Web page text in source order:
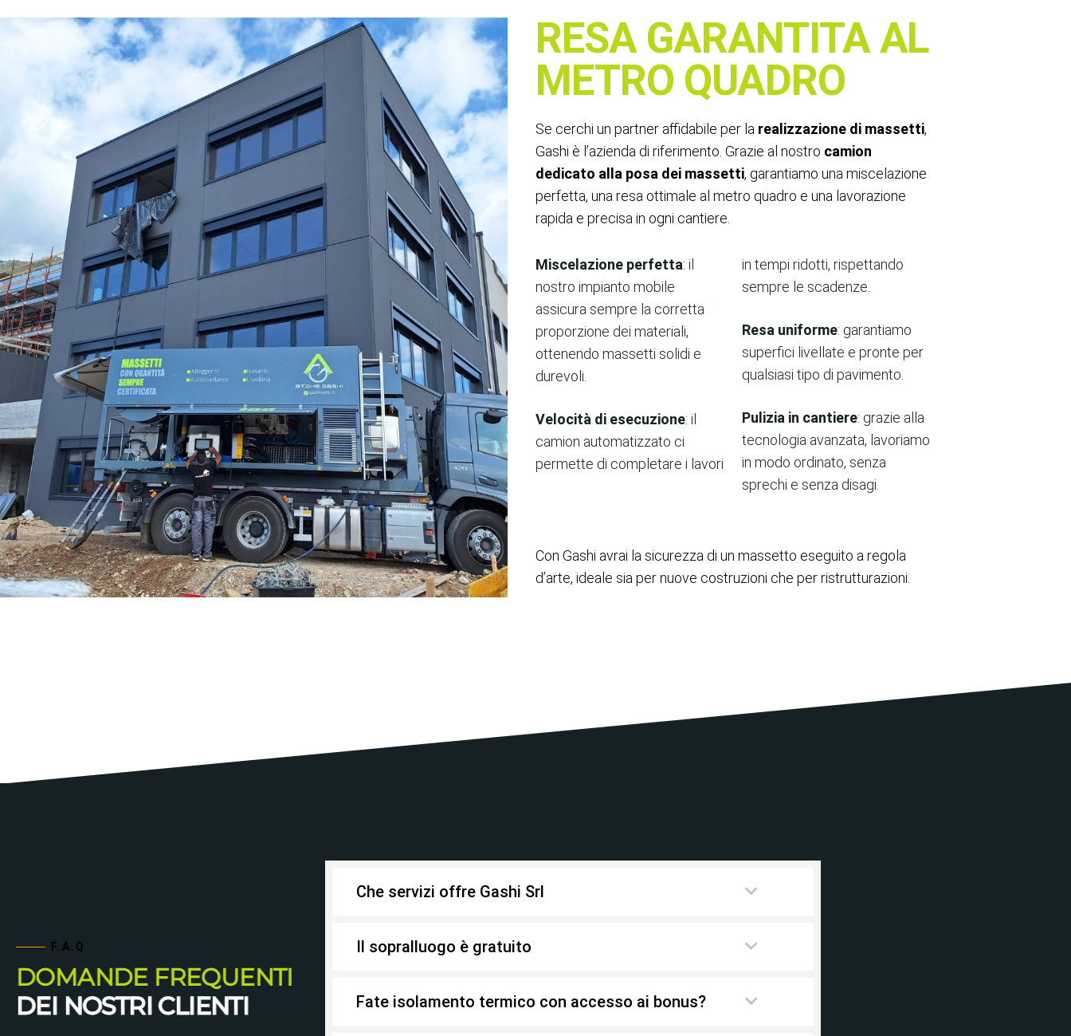
RESA GARANTITA AL
METRO QUADRO
Se cerchi un partner affidabile per la realizzazione di massetti,
Gashi è l’azienda di riferimento. Grazie al nostro camion
dedicato alla posa dei massetti, garantiamo una miscelazione
perfetta, una resa ottimale al metro quadro e una lavorazione
rapida e precisa in ogni cantiere.
Miscelazione perfetta: il
nostro impianto mobile
assicura sempre la corretta
proporzione dei materiali,
ottenendo massetti solidi e
durevoli.
Velocità di esecuzione: il
camion automatizzato ci
permette di completare i lavori
in tempi ridotti, rispettando
sempre le scadenze.
Resa uniforme: garantiamo
superfici livellate e pronte per
qualsiasi tipo di pavimento.
Pulizia in cantiere: grazie alla
tecnologia avanzata, lavoriamo
in modo ordinato, senza
sprechi e senza disagi.
Con Gashi avrai la sicurezza di un massetto eseguito a regola
d’arte, ideale sia per nuove costruzioni che per ristrutturazioni.
F.A.Q
DOMANDE FREQUENTI
DEI NOSTRI CLIENTI
Che servizi offre Gashi Srl
Il sopralluogo è gratuito
Fate isolamento termico con accesso ai bonus?